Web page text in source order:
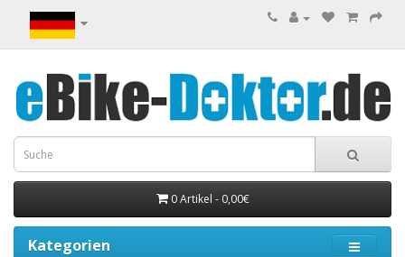
0 Artikel - 0,00€
Kategorien